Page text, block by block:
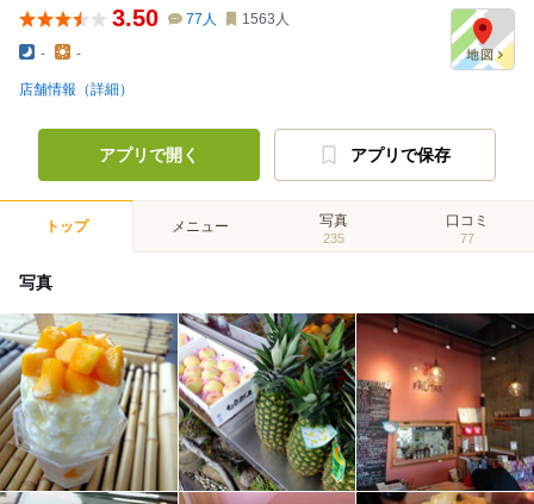
3.50 77 人 1563 人
- -
店舗情報（詳細）
アプリで開く アプリで保存
トップ メニュー 写真
235
口コミ
77
写真